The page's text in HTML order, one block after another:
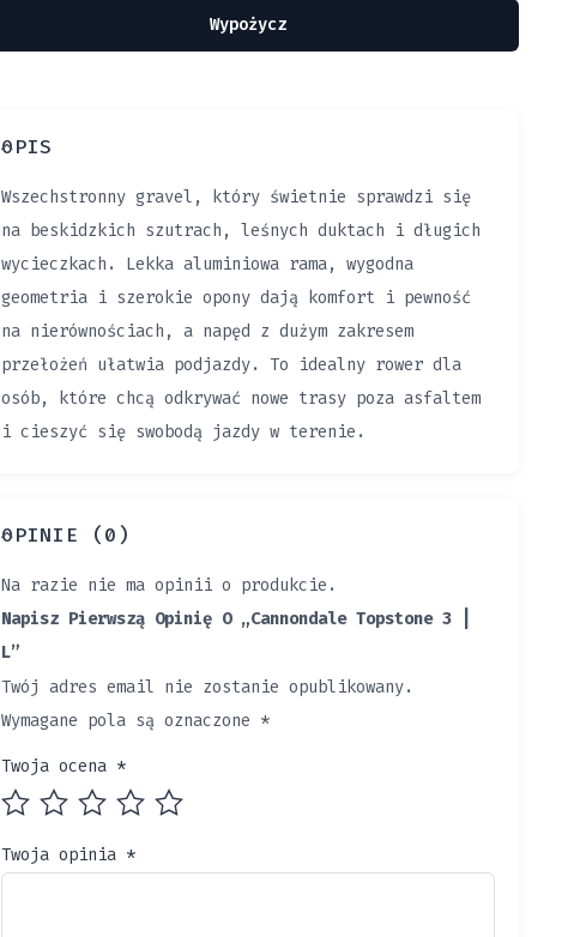
Wypożycz
OPIS
Wszechstronny gravel, który świetnie sprawdzi się
na beskidzkich szutrach, leśnych duktach i długich
wycieczkach. Lekka aluminiowa rama, wygodna
geometria i szerokie opony dają komfort i pewność
na nierównościach, a napęd z dużym zakresem
przełożeń ułatwia podjazdy. To idealny rower dla
osób, które chcą odkrywać nowe trasy poza asfaltem
i cieszyć się swobodą jazdy w terenie.
OPINIE (0)
Na razie nie ma opinii o produkcie.
Napisz Pierwszą Opinię O „Cannondale Topstone 3 |
L”
Twój adres email nie zostanie opublikowany.
Wymagane pola są oznaczone *
Twoja ocena *
Twoja opinia *